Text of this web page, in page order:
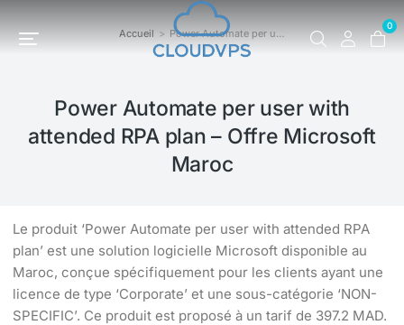
0
Vous êtes ici : Accueil Power Automate per u…
Power Automate per user with
attended RPA plan – Offre Microsoft
Maroc
Le produit ‘Power Automate per user with attended RPA
plan’ est une solution logicielle Microsoft disponible au
Maroc, conçue spécifiquement pour les clients ayant une
licence de type ‘Corporate’ et une sous-catégorie ‘NON-
SPECIFIC’. Ce produit est proposé à un tarif de 397.2 MAD.